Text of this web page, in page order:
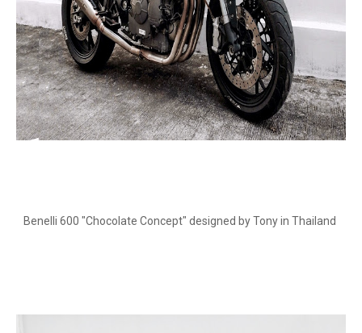
Benelli 600 "Chocolate Concept" designed by Tony in Thailand